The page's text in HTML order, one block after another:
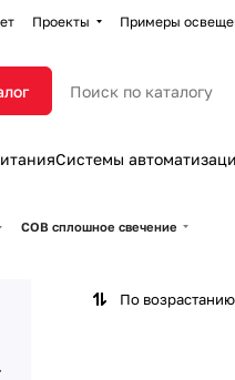
Проекты Примеры
Системы
COB сплошное свечение
По